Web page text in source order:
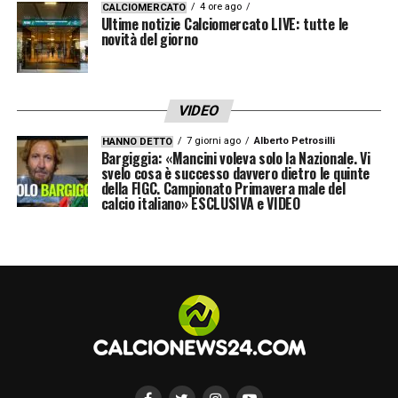
dalle scelte tecniche della società, dal
progetto sportivo e dalle eventuali uscite nel
Nonostante ciò, il nome di Icardi continua a
essere caldo nel panorama italiano. Il suo
ritorno in Serie A avrebbe un forte impatto
mediatico e tecnico, e la Roma
rilanciarsi ad alti livelli. Le prossime
settimane saranno decisive per capire se
resterà solo una voce o se
potrà trasformarsi in una reale opportunità di
CALCIOMERCATO 4 ore ago
Ultime notizie Calciomercato LIVE: tutte le
novità del giorno
VIDEO
HANNO DETTO 7 giorni ago Alberto Petrosilli
Bargiggia: «Mancini voleva solo la Nazionale. Vi
svelo cosa è successo davvero dietro le quinte
della FIGC. Campionato Primavera male del
calcio italiano» ESCLUSIVA e VIDEO